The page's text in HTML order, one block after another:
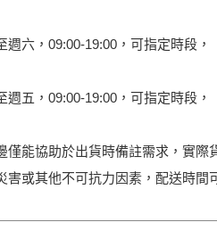
六，09:00-19:00，可指定時段，
五，09:00-19:00，可指定時段，
能協助於出貨時備註需求，實際
或其他不可抗力因素，配送時間